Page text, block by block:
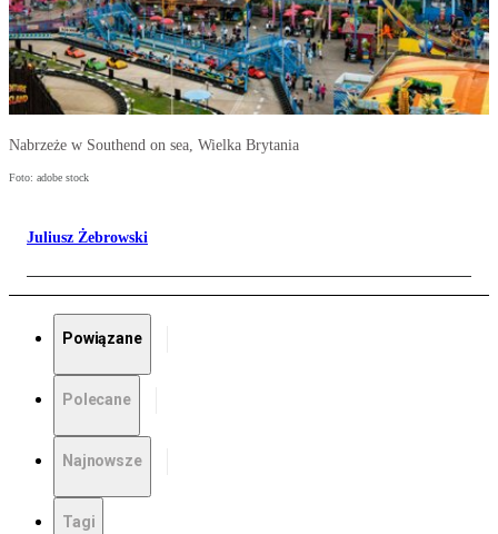
Nabrzeże w Southend on sea, Wielka Brytania
Foto: adobe stock
Juliusz Żebrowski
Powiązane
Polecane
Najnowsze
Tagi